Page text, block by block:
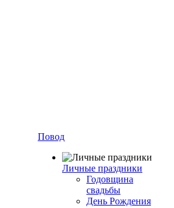
Повод
Личные праздники
Годовщина
свадьбы
День Рождения